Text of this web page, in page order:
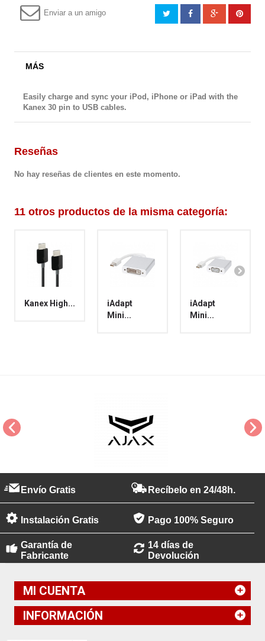
Enviar a un amigo
MÁS
Easily charge and sync your iPod, iPhone or iPad with the
Kanex 30 pin to USB cables.
Reseñas
No hay reseñas de clientes en este momento.
11 otros productos de la misma categoría:
Kanex High...
iAdapt
Mini...
iAdapt
Mini...
Envío Gratis Recíbelo en 24/48h.
Instalación Gratis Pago 100% Seguro
Garantía de
Fabricante
14 días de
Devolución
MI CUENTA
INFORMACIÓN